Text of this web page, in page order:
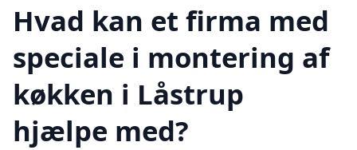
Hvad kan et firma med
speciale i montering af
køkken i Låstrup
hjælpe med?